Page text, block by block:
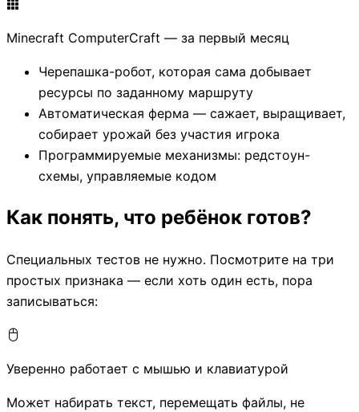
Minecraft ComputerCraft — за первый месяц
Черепашка-робот, которая сама добывает
ресурсы по заданному маршруту
Автоматическая ферма — сажает, выращивает,
собирает урожай без участия игрока
Программируемые механизмы: редстоун-
схемы, управляемые кодом
Как понять, что ребёнок готов?
Специальных тестов не нужно. Посмотрите на три
простых признака — если хоть один есть, пора
записываться:
Уверенно работает с мышью и клавиатурой
Может набирать текст, перемещать файлы, не